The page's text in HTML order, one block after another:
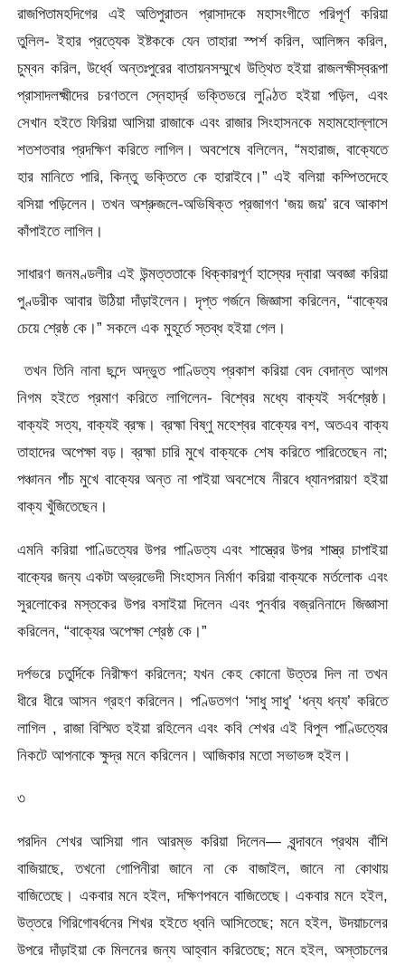
রাজপিতামহদিগের এই অতিপুরাতন প্রাসাদকে মহাসংগীতে পরিপূর্ণ করিয়া
তুলিল- ইহার প্রত্যেক ইষ্টককে যেন তাহারা স্পর্শ করিল, আলিঙ্গন করিল,
চুম্বন করিল, উর্ধ্বে অন্তঃপুরের বাতায়নসম্মুখে উত্থিত হইয়া রাজলক্ষীস্বরূপা
প্রাসাদলক্ষ্মীদের চরণতলে স্নেহার্দ্র ভক্তিভরে লুণ্ঠিত হইয়া পড়িল, এবং
সেখান হইতে ফিরিয়া আসিয়া রাজাকে এবং রাজার সিংহাসনকে মহামহােল্লাসে
শতশতবার প্রদক্ষিণ করিতে লাগিল। অবশেষে বলিলেন, “মহারাজ, বাক্যেতে
হার মানিতে পারি, কিন্তু ভক্তিতে কে হারাইবে।” এই বলিয়া কম্পিতদেহে
বসিয়া পড়িলেন। তখন অশ্রুজলে-অভিষিক্ত প্রজাগণ ‘জয় জয়’ রবে আকাশ
কাঁপাইতে লাগিল।
সাধারণ জনমণ্ডলীর এই উন্মত্ততাকে ধিক্কারপূর্ণ হাস্যের দ্বারা অবজ্ঞা করিয়া
পুণ্ডরীক আবার উঠিয়া দাঁড়াইলেন। দৃপ্ত গর্জনে জিজ্ঞাসা করিলেন, “বাক্যের
চেয়ে শ্রেষ্ঠ কে।” সকলে এক মুহূর্তে স্তব্ধ হইয়া গেল।
তখন তিনি নানা ছন্দে অদ্ভুত পাণ্ডিত্য প্রকাশ করিয়া বেদ বেদান্ত আগম
নিগম হইতে প্রমাণ করিতে লাগিলেন- বিশ্বের মধ্যে বাক্যই সর্বশ্রেষ্ঠ।
বাক্যই সত্য, বাক্যই ব্রহ্ম। ব্রহ্মা বিষ্ণু মহেশ্বর বাক্যের বশ, অতএব বাক্য
তাহাদের অপেক্ষা বড়। ব্রহ্মা চারি মুখে বাক্যকে শেষ করিতে পারিতেছেন না;
পঞ্চানন পাঁচ মুখে বাক্যের অন্ত না পাইয়া অবশেষে নীরবে ধ্যানপরায়ণ হইয়া
বাক্য খুঁজিতেছেন।
এমনি করিয়া পাণ্ডিত্যের উপর পাণ্ডিত্য এবং শাস্ত্রের উপর শাস্ত্র চাপাইয়া
বাক্যের জন্য একটা অভ্রভেদী সিংহাসন নির্মাণ করিয়া বাক্যকে মর্তলােক এবং
সুরলােকের মস্তকের উপর বসাইয়া দিলেন এবং পুনর্বার বজ্রনিনাদে জিজ্ঞাসা
করিলেন, “বাক্যের অপেক্ষা শ্রেষ্ঠ কে।”
দর্পভরে চতুর্দিকে নিরীক্ষণ করিলেন; যখন কেহ কোনাে উত্তর দিল না তখন
ধীরে ধীরে আসন গ্রহণ করিলেন। পণ্ডিতগণ ‘সাধু সাধু’ ‘ধন্য ধন্য’ করিতে
লাগিল , রাজা বিস্মিত হইয়া রহিলেন এবং কবি শেখর এই বিপুল পাণ্ডিত্যের
নিকটে আপনাকে ক্ষুদ্র মনে করিলেন। আজিকার মতাে সভাভঙ্গ হইল।
৩
পরদিন শেখর আসিয়া গান আরম্ভ করিয়া দিলেন— বৃন্দাবনে প্রথম বাঁশি
বাজিয়াছে, তখনাে গােপিনীরা জানে না কে বাজাইল, জানে না কোথায়
বাজিতেছে। একবার মনে হইল, দক্ষিণপবনে বাজিতেছে। একবার মনে হইল,
উত্তরে গিরিগােবর্ধনের শিখর হইতে ধ্বনি আসিতেছে; মনে হইল, উদয়াচলের
উপরে দাঁড়াইয়া কে মিলনের জন্য আহ্বান করিতেছে; মনে হইল, অস্তাচলের